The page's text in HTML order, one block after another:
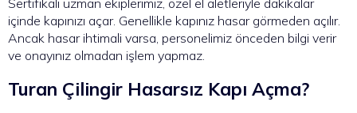
içinde kapınızı açar. Genellikle kapınız hasar görmeden açılır.
Ancak hasar ihtimali varsa, personelimiz önceden bilgi verir
ve onayınız olmadan işlem yapmaz.
Turan Çilingir Hasarsız Kapı Açma?